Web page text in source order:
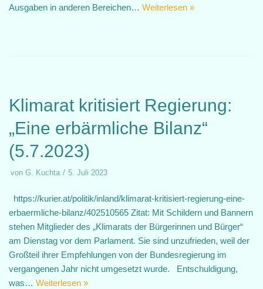
Ausgaben in anderen Bereichen… Weiterlesen »
Klimarat kritisiert Regierung:
„Eine erbärmliche Bilanz“
(5.7.2023)
von G. Kuchta 5. Juli 2023
https://kurier.at/politik/inland/klimarat-kritisiert-regierung-eine-
erbaermliche-bilanz/402510565 Zitat: Mit Schildern und Bannern
stehen Mitglieder des „Klimarats der Bürgerinnen und Bürger“
am Dienstag vor dem Parlament. Sie sind unzufrieden, weil der
Großteil ihrer Empfehlungen von der Bundesregierung im
vergangenen Jahr nicht umgesetzt wurde. Entschuldigung,
was… Weiterlesen »